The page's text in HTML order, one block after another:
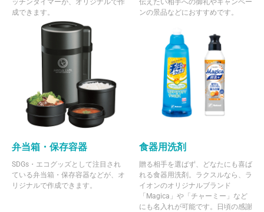
ッチンタイマーが、オリジナルで作
成できます。
伝えたい相手への御礼やキャンペー
ンの景品などにおすすめです。
弁当箱・保存容器
SDGs・エコグッズとして注目され
ている弁当箱・保存容器などが、オ
リジナルで作成できます。
食器用洗剤
贈る相手を選ばず、どなたにも喜ば
れる食器用洗剤。ラクスルなら、ラ
イオンのオリジナルブランド
「Magica」や「チャーミー」など
にも名入れが可能です。日頃の感謝